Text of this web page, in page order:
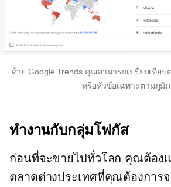
ด้วย Google Trends คุณสามารถเปรียบเที
หรือหัวข้อเฉพาะตามภูมิ
ทำงานกับกลุ่มโฟกัส
ก่อนที่จะขายไปทั่วโลก คุณต้อง
ตลาดต่างประเทศที่คุณต้องการ